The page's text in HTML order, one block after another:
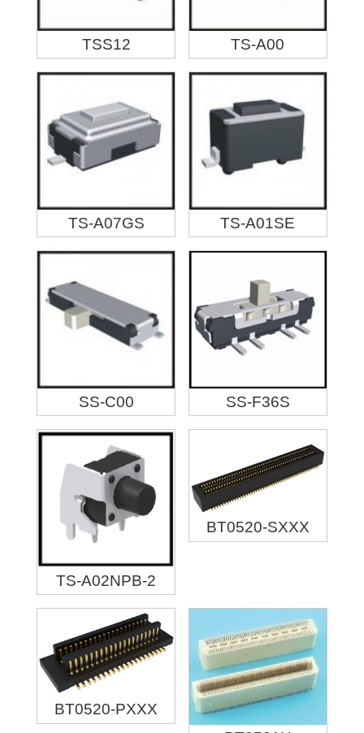
TSS12 TS-A00
TS-A07GS TS-A01SE
SS-C00 SS-F36S
TS-A02NPB-2
BT0520-SXXX
BT0520-PXXX